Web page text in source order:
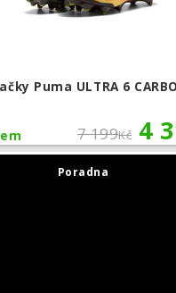
Puma ULTRA 6
7 199Kč 4
Poradna